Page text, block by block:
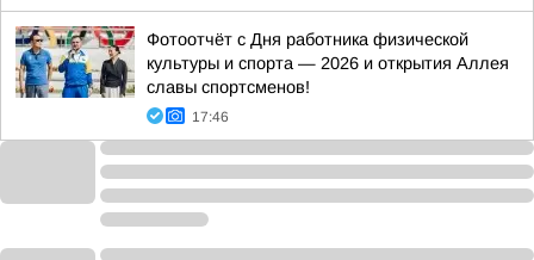
Фотоотчёт с Дня работника физической
культуры и спорта — 2026 и открытия Аллея
славы спортсменов!
17:46